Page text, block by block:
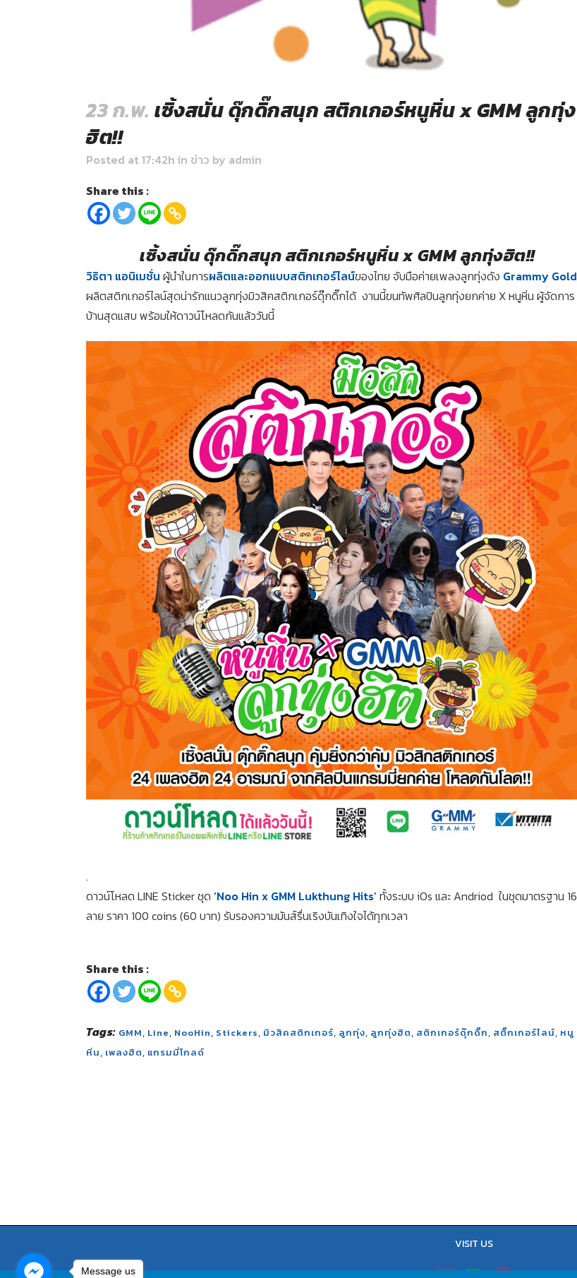
23 ก.พ. เซิ้งสนั่น ดุ๊กดิ๊กสนุก สติกเกอร์หนูหิ่น x GMM ลูกทุ่ง
ฮิต!!
Posted at 17:42h in ข่าว by admin
Share this :
เซิ้งสนั่น ดุ๊กดิ๊กสนุก สติกเกอร์หนูหิ่น x GMM ลูกทุ่งฮิต!!
วิธิตา แอนิเมชั่น ผู้นำในการผลิตและออกแบบสติกเกอร์ไลน์ของไทย จับมือค่ายเพลงลูกทุ่งดัง Grammy Gold
ผลิตสติกเกอร์ไลน์สุดน่ารักแนวลูกทุ่งมิวสิคสติกเกอร์ดุ๊กดิ๊กได้ งานนี้ขนทัพศิลปินลูกทุ่งยกค่าย X หนูหิ่น ผู้จัดการ
บ้านสุดแสบ พร้อมให้ดาวน์โหลดกันแล้ววันนี้
.
ดาวน์โหลด LINE Sticker ชุด ‘Noo Hin x GMM Lukthung Hits’ทั้งระบบ iOs และ Andriod ในชุดมาตรฐาน 16
ลาย ราคา 100 coins (60 บาท) รับรองความมันส์รื่นเริงบันเทิงใจได้ทุกเวลา
Share this :
Tags: GMM, Line, NooHin, Stickers, มิวสิคสติกเกอร์, ลูกทุ่ง, ลูกทุ่งฮิต, สติกเกอร์ดุ๊กดิ๊ก, สติ๊กเกอร์ไลน์, หนู
หิ่น, เพลงฮิต, แกรมมี่โกลด์
VISIT US
Message us